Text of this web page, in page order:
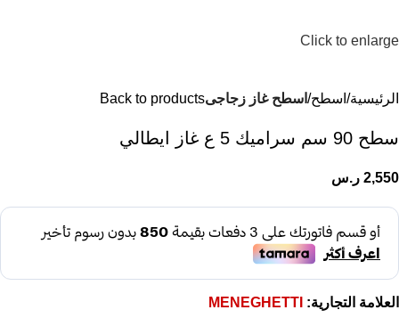
Click to enlarge
الرئيسية اسطح اسطح غاز زجاجىBack to products
سطح 90 سم سراميك 5 ع غاز ايطالي
2,550 ر.س
العلامة التجارية: MENEGHETTI